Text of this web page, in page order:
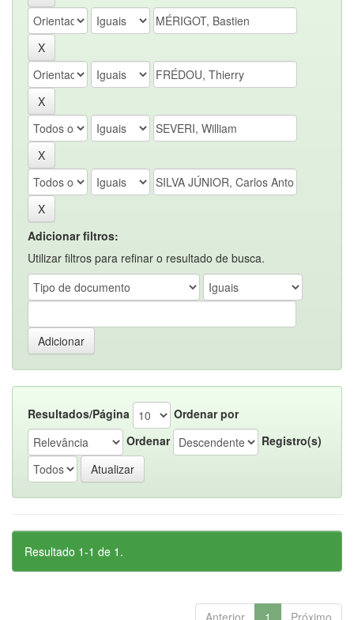
Adicionar filtros:
Utilizar filtros para refinar o resultado de busca.
Resultados/Página
Ordenar por
Ordenar
Registro(s)
Resultado 1-1 de 1.
Anterior 1 Próximo